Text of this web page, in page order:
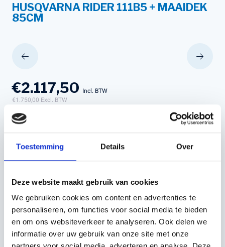
Toestemming Details Over
Deze website maakt gebruik van cookies
We gebruiken cookies om content en advertenties te
personaliseren, om functies voor social media te bieden
en om ons websiteverkeer te analyseren. Ook delen we
informatie over uw gebruik van onze site met onze
HUSQVARNA RIDER 111B5 + MAAIDEK
85CM
€2.117,50 Incl. BTW
€1.750,00 Excl. BTW
Servicenummer: